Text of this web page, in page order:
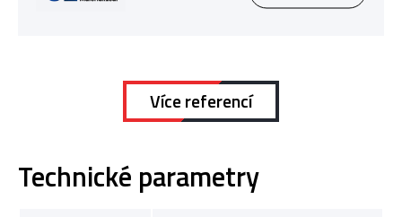
Více referencí
Technické parametry